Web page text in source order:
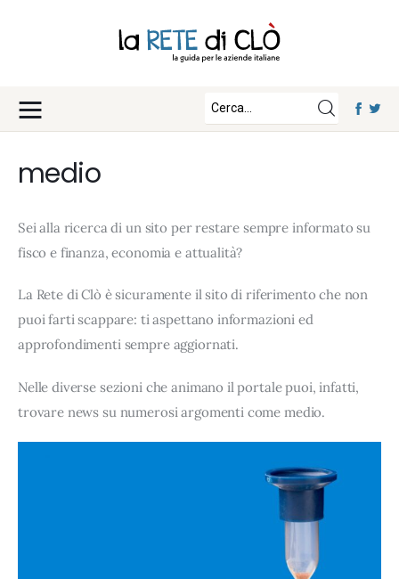
Fisco e Tasse
Diritto e Norme
Iscriviti
Chi Siamo
Collabora con noi
Contatti
medio
Sei alla ricerca di un sito per restare sempre informato su
fisco e finanza, economia e attualità?
La Rete di Clò è sicuramente il sito di riferimento che non
puoi farti scappare: ti aspettano informazioni ed
approfondimenti sempre aggiornati.
Nelle diverse sezioni che animano il portale puoi, infatti,
trovare news su numerosi argomenti come medio.